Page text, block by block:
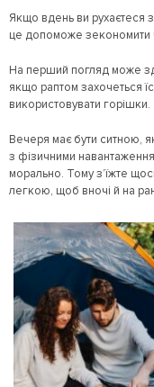
Якщо вдень ви рухаєтеся
це допоможе зекономити
На перший погляд може
якщо раптом захочеться
використовувати горішки.
Вечеря має бути ситною,
з фізичними
морально. Тому з’їжте
легкою, щоб вночі й на